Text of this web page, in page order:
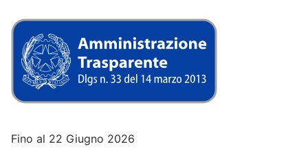
Fino al 22 Giugno 2026